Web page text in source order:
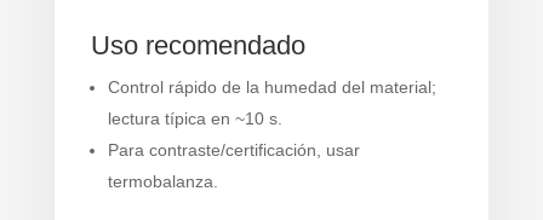
Uso recomendado
Control rápido de la humedad del material;
lectura típica en ~10 s.
Para contraste/certificación, usar
termobalanza.